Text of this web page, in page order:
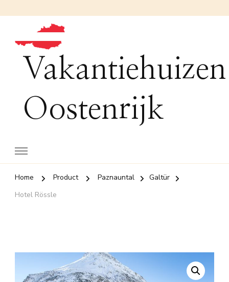
Vakantiehuizen
Oostenrijk
Home Product Paznauntal
Galtür
Hotel Rössle